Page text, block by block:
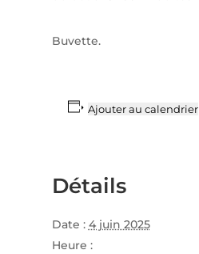
Buvette.
Ajouter au calendrier
Détails
Date : 4 juin 2025
Heure :